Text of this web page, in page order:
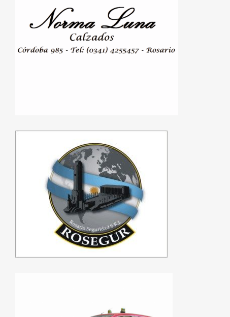
El Palacio de los Leones
celebra sus 130 años con
un convocante programa
de visitas guiadas